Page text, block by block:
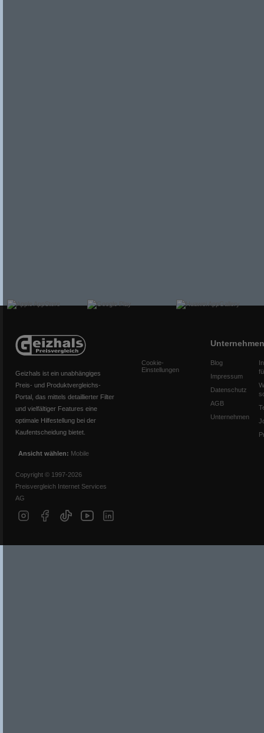
Geizhals ist ein unabhängiges
Preis- und Produktvergleichs-
Portal, das mittels detaillierter Filter
und vielfältiger Features eine
optimale Hilfestellung bei der
Kaufentscheidung bietet.
Ansicht wählen: Mobile
Copyright © 1997-2026
Preisvergleich Internet Services
AG
Cookie-
Einstellungen
Unternehmen
Blog
Impressum
Datenschutz
AGB
Unternehmen